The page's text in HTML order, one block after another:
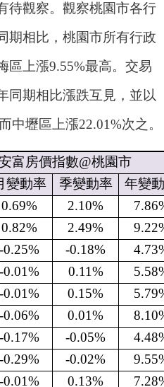
待觀察。觀察桃園市各行
期相比，桃園市所有行政
區上漲9.55%最高。交易
同期相比漲跌互見，並以
中壢區上漲22.01%次之。
富房價指數@桃園市
變動率 季變動率
年變
0.69% 2.10%
0.82% 2.49%
-0.25% -0.18%
-0.01% 0.11%
-0.01% 0.15%
-0.06% 0.01%
-0.17% -0.05%
-0.29% -0.02%
-0.01% 0.13%